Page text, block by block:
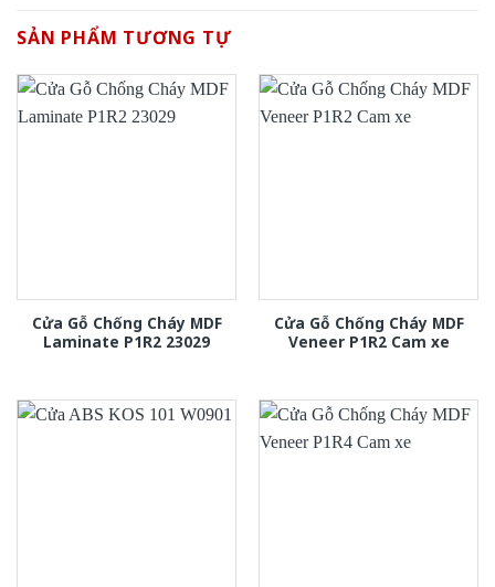
SẢN PHẨM TƯƠNG TỰ
Cửa Gỗ Chống Cháy MDF
Laminate P1R2 23029
Cửa Gỗ Chống Cháy MDF
Veneer P1R2 Cam xe